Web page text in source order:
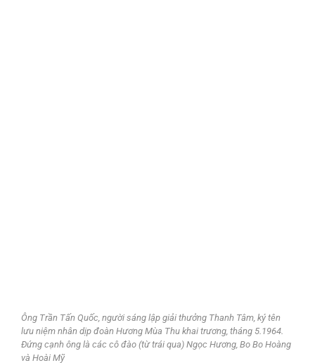
Ông Trần Tấn Quốc, người sáng lập giải thưởng Thanh Tâm, ký tên
lưu niệm nhân dịp đoàn Hương Mùa Thu khai trương, tháng 5.1964.
Đứng cạnh ông là các cô đào (từ trái qua) Ngọc Hương, Bo Bo Hoàng
và Hoài Mỹ